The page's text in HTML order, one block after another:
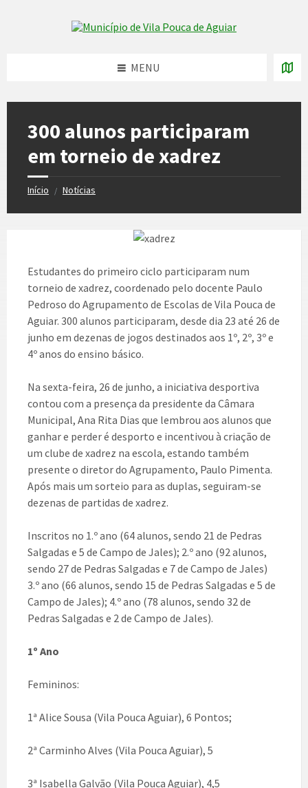
Skip to content
MENU
300 alunos participaram
em torneio de xadrez
Início / Notícias
Estudantes do primeiro ciclo participaram num
torneio de xadrez, coordenado pelo docente Paulo
Pedroso do Agrupamento de Escolas de Vila Pouca de
Aguiar. 300 alunos participaram, desde dia 23 até 26 de
junho em dezenas de jogos destinados aos 1º, 2º, 3º e
4º anos do ensino básico.
Na sexta-feira, 26 de junho, a iniciativa desportiva
contou com a presença da presidente da Câmara
Municipal, Ana Rita Dias que lembrou aos alunos que
ganhar e perder é desporto e incentivou à criação de
um clube de xadrez na escola, estando também
presente o diretor do Agrupamento, Paulo Pimenta.
Após mais um sorteio para as duplas, seguiram-se
dezenas de partidas de xadrez.
Inscritos no 1.º ano (64 alunos, sendo 21 de Pedras
Salgadas e 5 de Campo de Jales); 2.º ano (92 alunos,
sendo 27 de Pedras Salgadas e 7 de Campo de Jales)
3.º ano (66 alunos, sendo 15 de Pedras Salgadas e 5 de
Campo de Jales); 4.º ano (78 alunos, sendo 32 de
Pedras Salgadas e 2 de Campo de Jales).
1º Ano
Femininos:
1ª Alice Sousa (Vila Pouca Aguiar), 6 Pontos;
2ª Carminho Alves (Vila Pouca Aguiar), 5
3ª Isabella Galvão (Vila Pouca Aguiar), 4,5